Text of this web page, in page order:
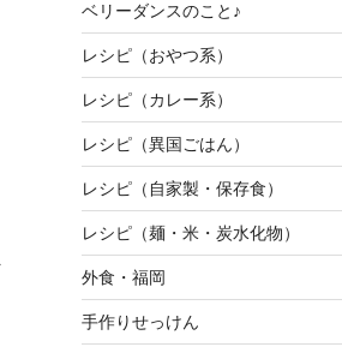
ベリーダンスのこと♪
レシピ（おやつ系）
レシピ（カレー系）
レシピ（異国ごはん）
レシピ（自家製・保存食）
レシピ（麺・米・炭水化物）
外食・福岡
手作りせっけん